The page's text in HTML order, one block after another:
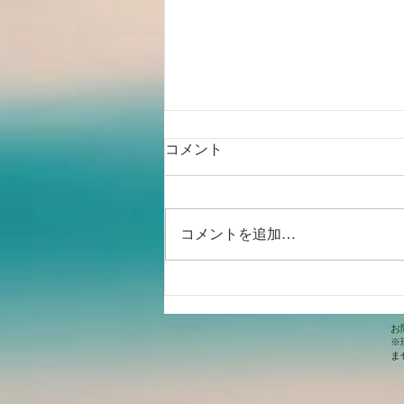
「そこ痛いですか？」
コメント
コメントを追加…
※
ま